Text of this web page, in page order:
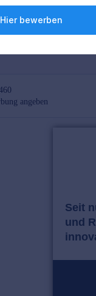
Hier bewerben